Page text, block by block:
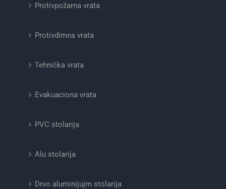
Protivpožarna vrata
Protivdimna vrata
Tehnička vrata
Evakuaciona vrata
PVC stolarija
Alu stolarija
Drvo aluminijujm stolarija